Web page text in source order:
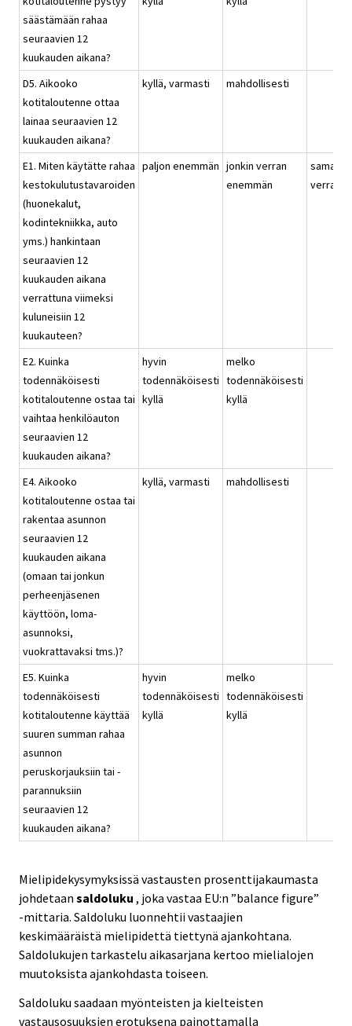
säästämään rahaa
seuraavien 12
kuukauden aikana?
D5. Aikooko
kotitaloutenne ottaa
lainaa seuraavien 12
kuukauden aikana?
kyllä, varmasti mahdollisesti
E1. Miten käytätte rahaa
kestokulutustavaroiden
(huonekalut,
kodintekniikka, auto
yms.) hankintaan
seuraavien 12
kuukauden aikana
verrattuna viimeksi
kuluneisiin 12
kuukauteen?
paljon enemmän jonkin verran
enemmän
saman
verran
E2. Kuinka
todennäköisesti
kotitaloutenne ostaa tai
vaihtaa henkilöauton
seuraavien 12
kuukauden aikana?
hyvin
todennäköisesti
kyllä
melko
todennäköisesti
kyllä
E4. Aikooko
kotitaloutenne ostaa tai
rakentaa asunnon
seuraavien 12
kuukauden aikana
(omaan tai jonkun
perheenjäsenen
käyttöön, loma-
asunnoksi,
vuokrattavaksi tms.)?
kyllä, varmasti mahdollisesti
E5. Kuinka
todennäköisesti
kotitaloutenne käyttää
suuren summan rahaa
asunnon
peruskorjauksiin tai -
parannuksiin
seuraavien 12
kuukauden aikana?
hyvin
todennäköisesti
kyllä
melko
todennäköisesti
kyllä
Mielipidekysymyksissä vastausten prosenttijakaumasta
johdetaan saldoluku , joka vastaa EU:n ”balance figure”
-mittaria. Saldoluku luonnehtii vastaajien
keskimääräistä mielipidettä tiettynä ajankohtana.
Saldolukujen tarkastelu aikasarjana kertoo mielialojen
muutoksista ajankohdasta toiseen.
Saldoluku saadaan myönteisten ja kielteisten
vastausosuuksien erotuksena painottamalla